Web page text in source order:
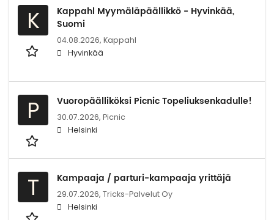
K
Kappahl Myymäläpäällikkö - Hyvinkää,
Suomi
04.08.2026, Kappahl
Hyvinkää
P Vuoropäälliköksi Picnic Topeliuksenkadulle!
30.07.2026, Picnic
Helsinki
T Kampaaja / parturi-kampaaja yrittäjä
29.07.2026, Tricks-Palvelut Oy
Helsinki